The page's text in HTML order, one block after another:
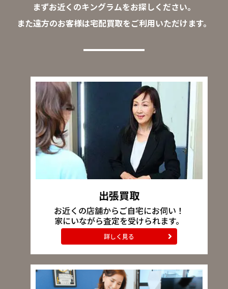
まずお近くのキングラムをお探しください。
また遠方のお客様は宅配買取をご利用いただけます。
出張買取
お近くの店舗からご自宅にお伺い！
家にいながら査定を受けられます。
詳しく見る